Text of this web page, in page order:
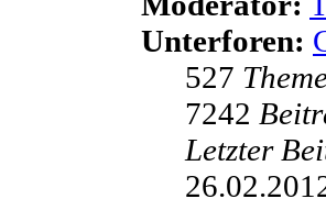
Unterforen:
527
7242
Letzter